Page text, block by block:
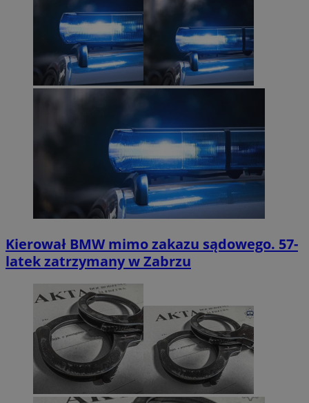
Kierował BMW mimo zakazu sądowego. 57-
latek zatrzymany w Zabrzu